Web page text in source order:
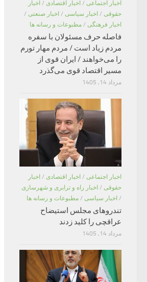
اخبار اجتماعی / اخبار اقتصادی / اخبار
حقوقی / اخبار سیاسی / اخبار صنعتی /
اخبار فرهنگی / مطبوعات و رسانه ها
فاصله حرف مسئولان با سفره
مردم زیاد است / مردم مهار تورم
را می‌خواهند / ایران قوی از
مسیر اقتصاد قوی می‌گذرد
مرداد 14, 1405
اخبار اجتماعی / اخبار اقتصادی / اخبار
حقوقی / اخبار راه و ترابری و شهرسازی
/ اخبار سیاسی / مطبوعات و رسانه ها
تندروهای مجلس استیضاح
عراقچی را کلید زدند
مرداد 14, 1405